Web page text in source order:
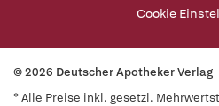
Cookie
© 2026 Deutscher Apotheker Verlag
* Alle Preise inkl. gesetzl.